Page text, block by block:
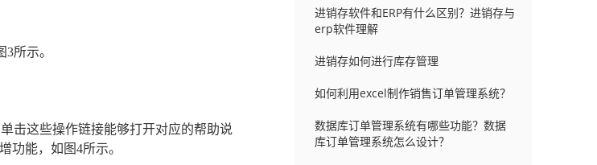
所示。
击这些操作链接能够打开对应的帮助说
功能，如图4所示。
进销存软件和ERP有什么区别？进销存与
erp软件理解
进销存如何进行库存管理
如何利用excel制作销售订单管理系统？
数据库订单管理系统有哪些功能？数据
库订单管理系统怎么设计？